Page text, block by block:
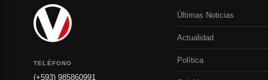
TELÉFONO
(+593) 985860991
Últimas Noticias
Actualidad
Política